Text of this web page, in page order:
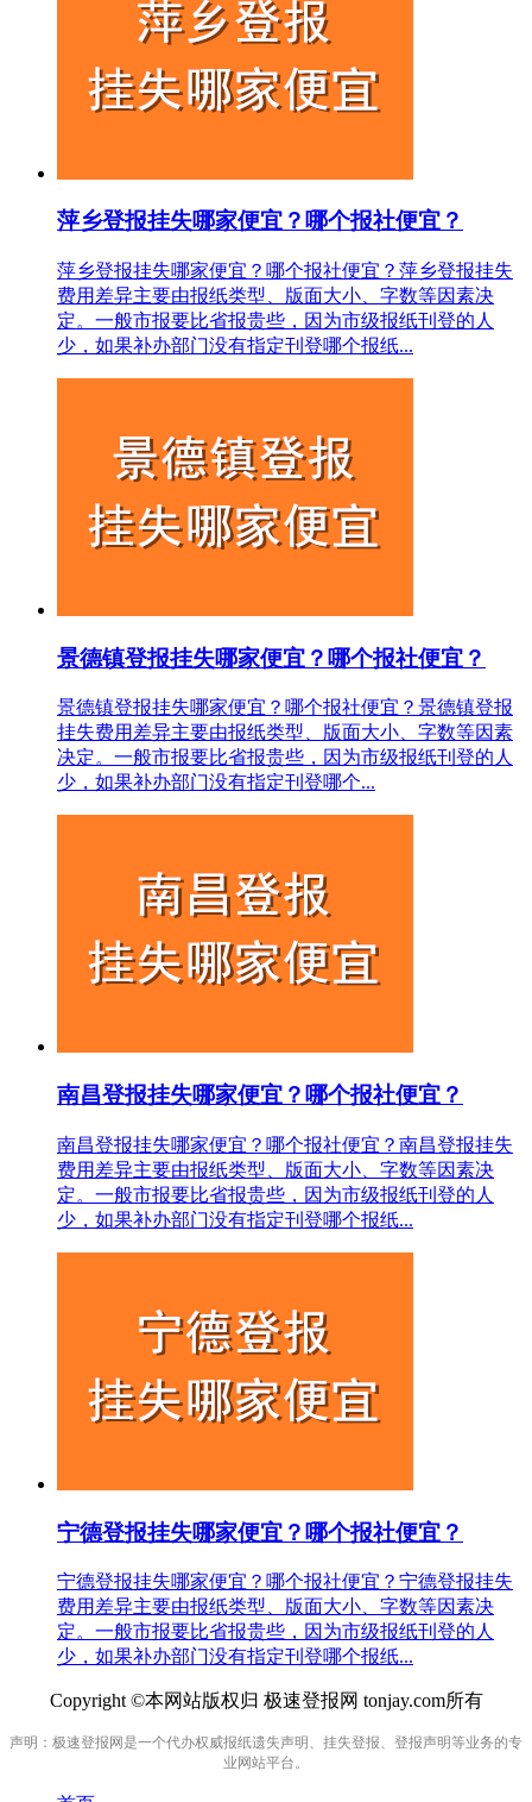
萍乡登报挂失哪家便宜？哪个报社便宜？
萍乡登报挂失哪家便宜？哪个报社便宜？萍乡登报挂失
费用差异主要由报纸类型、版面大小、字数等因素决
定。一般市报要比省报贵些，因为市级报纸刊登的人
少，如果补办部门没有指定刊登哪个报纸...
景德镇登报挂失哪家便宜？哪个报社便宜？
景德镇登报挂失哪家便宜？哪个报社便宜？景德镇登报
挂失费用差异主要由报纸类型、版面大小、字数等因素
决定。一般市报要比省报贵些，因为市级报纸刊登的人
少，如果补办部门没有指定刊登哪个...
南昌登报挂失哪家便宜？哪个报社便宜？
南昌登报挂失哪家便宜？哪个报社便宜？南昌登报挂失
费用差异主要由报纸类型、版面大小、字数等因素决
定。一般市报要比省报贵些，因为市级报纸刊登的人
少，如果补办部门没有指定刊登哪个报纸...
宁德登报挂失哪家便宜？哪个报社便宜？
宁德登报挂失哪家便宜？哪个报社便宜？宁德登报挂失
费用差异主要由报纸类型、版面大小、字数等因素决
定。一般市报要比省报贵些，因为市级报纸刊登的人
少，如果补办部门没有指定刊登哪个报纸...
Copyright ©本网站版权归 极速登报网 tonjay.com所有
声明：极速登报网是一个代办权威报纸遗失声明、挂失登报、登报声明等业务的专
业网站平台。